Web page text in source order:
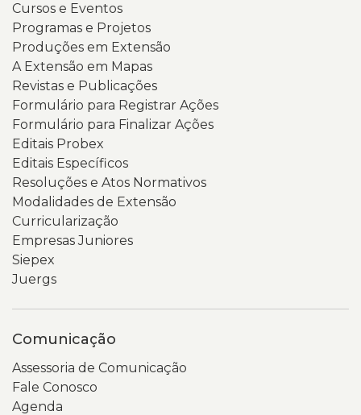
Cursos e Eventos
Programas e Projetos
Produções em Extensão
A Extensão em Mapas
Revistas e Publicações
Formulário para Registrar Ações
Formulário para Finalizar Ações
Editais Probex
Editais Específicos
Resoluções e Atos Normativos
Modalidades de Extensão
Curricularização
Empresas Juniores
Siepex
Juergs
Comunicação
Assessoria de Comunicação
Fale Conosco
Agenda